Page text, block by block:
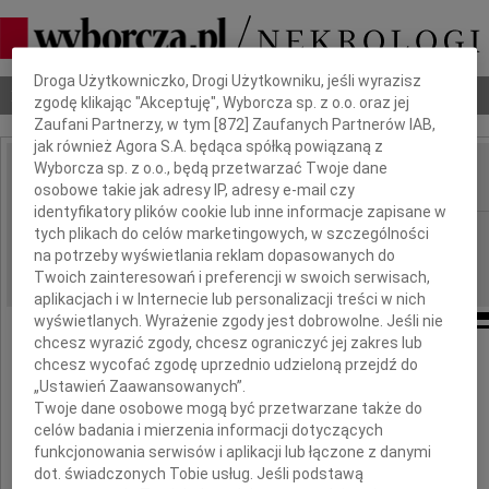
Nekrologi Odeszli Poradnik pogrzebowy
IMIĘ I NAZWISKO:
REGION: Częstochowa
DATA EMISJI: 17.05.2017
Łączymy się w smutku i żałobie
z Joanną Witwicką
Dbamy o Twoją prywatność
Droga Użytkowniczko, Drogi Użytkowniku, jeśli wyrazisz
zgodę klikając "Akceptuję", Wyborcza sp. z o.o. oraz jej
Zaufani Partnerzy, w tym [872 ] Zaufanych Partnerów IAB,
jak również Agora S.A. będąca spółką powiązaną z
Wyborcza sp. z o.o., będą przetwarzać Twoje dane
osobowe takie jak adresy IP, adresy e-mail czy
identyfikatory plików cookie lub inne informacje zapisane w
tych plikach do celów marketingowych, w szczególności
na potrzeby wyświetlania reklam dopasowanych do
Twoich zainteresowań i preferencji w swoich serwisach,
aplikacjach i w Internecie lub personalizacji treści w nich
wyświetlanych. Wyrażenie zgody jest dobrowolne. Jeśli nie
chcesz wyrazić zgody, chcesz ograniczyć jej zakres lub
chcesz wycofać zgodę uprzednio udzieloną przejdź do
„Ustawień Zaawansowanych”.
Twoje dane osobowe mogą być przetwarzane także do
celów badania i mierzenia informacji dotyczących
funkcjonowania serwisów i aplikacji lub łączone z danymi
dot. świadczonych Tobie usług. Jeśli podstawą